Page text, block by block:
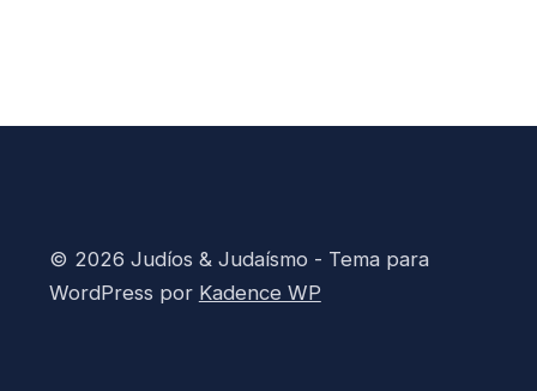
© 2026 Judíos & Judaísmo - Tema para
WordPress por Kadence WP